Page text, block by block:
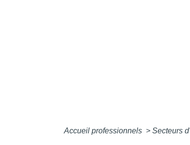
Accueil professionnels > Secteurs